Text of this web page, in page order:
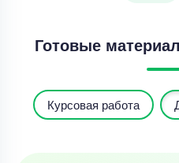
Готовые
Курсовая работа